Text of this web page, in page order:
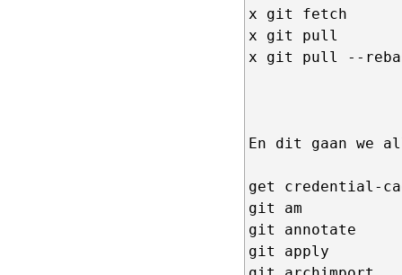
x git fetch
x git pull
x git pull --
En dit gaan we
get credential-
git am
git annotate
git apply